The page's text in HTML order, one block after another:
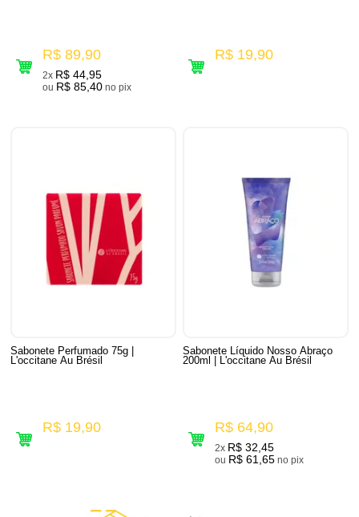
R$ 89,90
2x R$ 44,95
ou R$ 85,40 no pix
R$ 19,90
Sabonete Perfumado 75g |
L'occitane Au Brésil
R$ 19,90
Sabonete Líquido Nosso Abraço
200ml | L'occitane Au Brésil
R$ 64,90
2x R$ 32,45
ou R$ 61,65 no pix